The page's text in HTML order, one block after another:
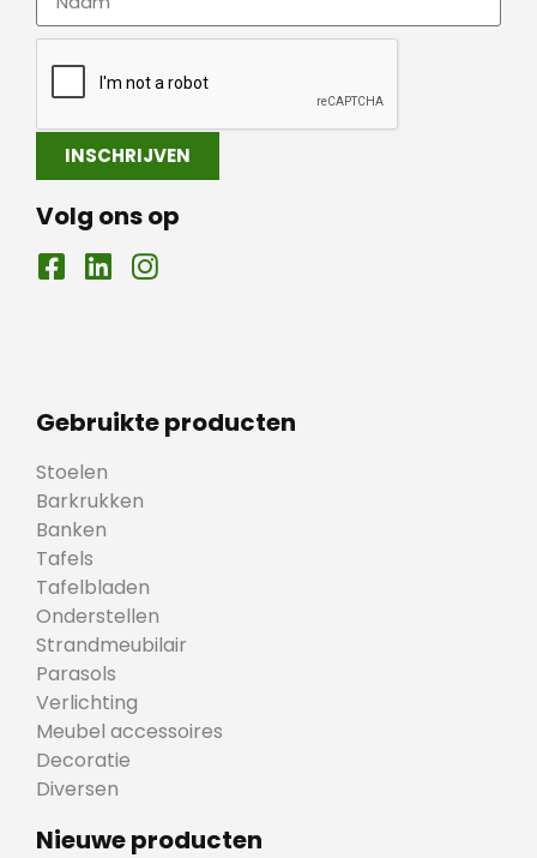
INSCHRIJVEN
Volg ons op
Gebruikte producten
Stoelen
Barkrukken
Banken
Tafels
Tafelbladen
Onderstellen
Strandmeubilair
Parasols
Verlichting
Meubel accessoires
Decoratie
Diversen
Nieuwe producten